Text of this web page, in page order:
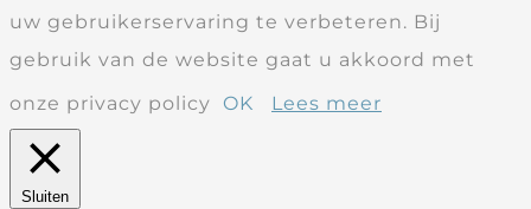
uw gebruikerservaring te verbeteren. Bij
gebruik van de website gaat u akkoord met
onze privacy policy
OK Lees meer
Sluiten